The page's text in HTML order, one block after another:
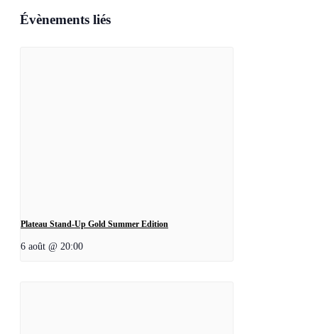
Évènements liés
Plateau Stand-Up Gold Summer Edition
6 août @ 20:00